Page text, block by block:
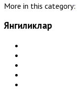
More in this category:
Янгиликлар